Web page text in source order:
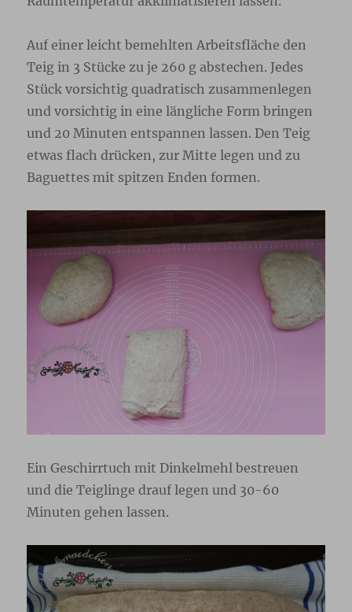
Auf einer leicht bemehlten Arbeitsfläche den
Teig in 3 Stücke zu je 260 g abstechen. Jedes
Stück vorsichtig quadratisch zusammenlegen
und vorsichtig in eine längliche Form bringen
und 20 Minuten entspannen lassen. Den Teig
etwas flach drücken, zur Mitte legen und zu
Baguettes mit spitzen Enden formen.
Ein Geschirrtuch mit Dinkelmehl bestreuen
und die Teiglinge drauf legen und 30-60
Minuten gehen lassen.